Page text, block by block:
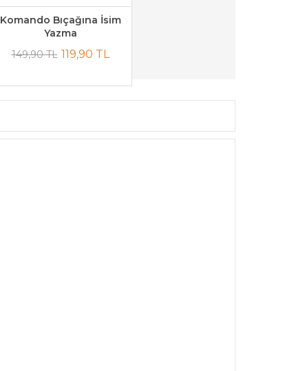
Komando Bıçağına İsim
Yazma
149,90 TL 119,90 TL